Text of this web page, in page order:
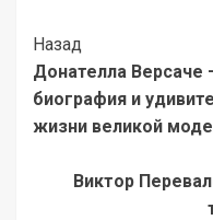
Post
Navigation
Назад
Донателла
биография и
жизни великой
Виктор